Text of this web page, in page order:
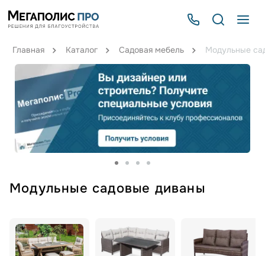
Главная Каталог Садовая мебель Модульные
Модульные садовые диваны